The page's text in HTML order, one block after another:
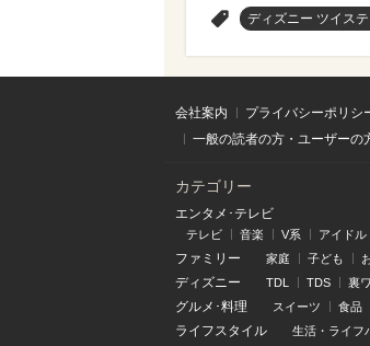
ディズニー ツイス
会社案内 プライバシーポリシ
一般の読者の方・ユーザーの
カテゴリー
エンタメ･テレビ
テレビ 音楽 V系 アイドル
ファミリー 家庭 子ども
ディズニー TDL TDS 裏
グルメ･料理 スイーツ 食品
ライフスタイル 生活・ライフ